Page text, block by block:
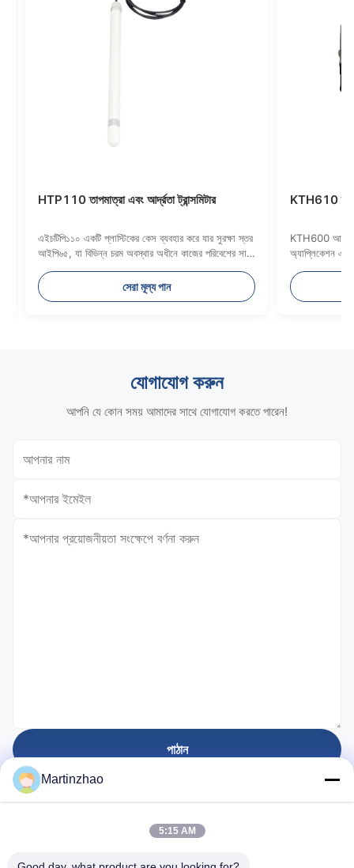
তাপমাত্রা এবং আর্দ্রতা ট্রান্সমিটার
একটি প্লাস্টিকের কেস ব্যবহার করে যার সুরক্ষা স্তর
যা বিভিন্ন চরম অবস্থার অধীনে কাজের পরিবেশের সাথে
KTH610 তাপমাত্রা এবং
KTH600 আর্দ্রতা এবং তাপমাত্রা
অ্যাপ্লিকেশন এবং বিল্ডিং শক্তি
যোগাযোগ করুন
আপনি যে কোন সময় আমাদের সাথে যোগাযোগ করতে পারেন!
পাঠান
Martinzhao
5:15 AM